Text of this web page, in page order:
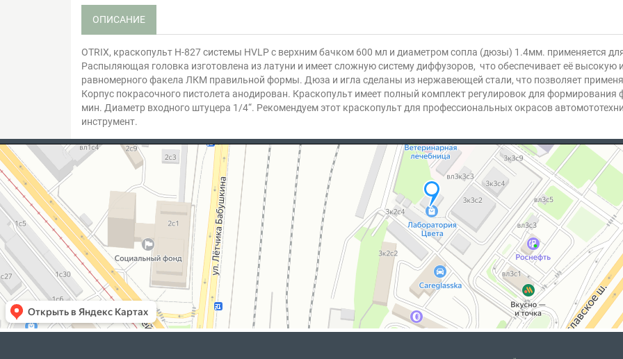
ОПИСАНИЕ
OTRIX, краскопульт H-827 системы HVLP c верхним бачком 600 мл и диаметром сопла (дюзы) 1.4мм. применяется
Распыляющая головка изготовлена из латуни и имеет сложную систему диффузоров, что обеспечивает её высокую
равномерного факела ЛКМ правильной формы. Дюза и игла сделаны из нержавеющей стали, что позволяет
Корпус покрасочного пистолета анодирован. Краскопульт имеет полный комплект регулировок для
мин. Диаметр входного штуцера 1/4“. Рекомендуем этот краскопульт для профессиональных окрасов
инструмент.